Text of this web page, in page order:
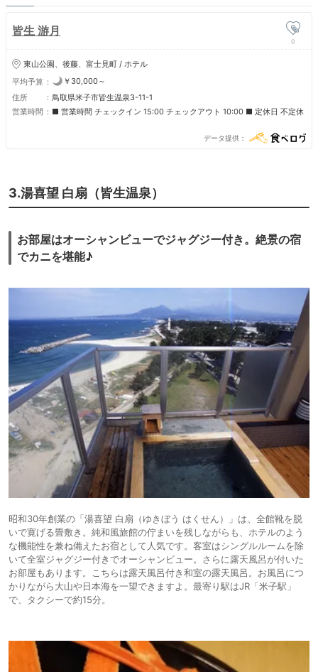
皆生 游月
0
東山公園、後藤、富士見町 / ホテル
平均予算
￥30,000～
住所
鳥取県米子市皆生温泉3-11-1
営業時間
■ 営業時間 チェックイン 15:00 チェックアウト 10:00 ■ 定休日 不定休
データ提供
3.湯喜望 白扇（皆生温泉）
お部屋はオーシャンビューでジャグジー付き。絶景の宿
でカニを堪能♪
昭和30年創業の「湯喜望 白扇（ゆきぼう はくせん）」は、全館靴を脱
いで寛げる畳敷き。純和風旅館の佇まいを残しながらも、ホテルのよう
な機能性を兼ね備えたお宿として人気です。客室はシングルルームを除
いて全室ジャグジー付きでオーシャンビュー。さらに露天風呂が付いた
お部屋もあります。こちらは露天風呂付き和室の露天風呂。お風呂につ
かりながら大山や日本海を一望できますよ。最寄り駅はJR「米子駅」
で、タクシーで約15分。